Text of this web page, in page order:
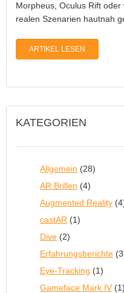
Morpheus, Oculus Rift
realen Szenarien hautnah
ARTIKEL LESEN
KATEGORIEN
Allgemein (28)
AR Brillen (4)
Augmented Reality
castAR (1)
Dive (2)
Erfahrungsberichte
Eye-Tracking (1)
Gameface Mark IV (1)